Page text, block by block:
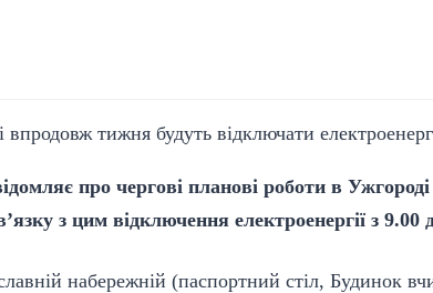
про чергові планові роботи в
з цим відключення електроенергії з 9.00
набережній (паспортний стіл, Будинок